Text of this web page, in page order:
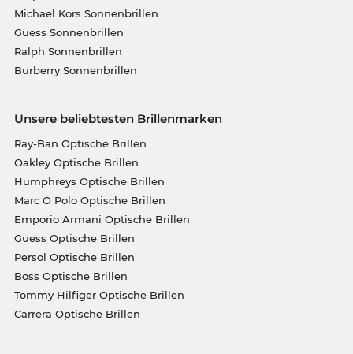
Michael Kors Sonnenbrillen
Guess Sonnenbrillen
Ralph Sonnenbrillen
Burberry Sonnenbrillen
Unsere beliebtesten Brillenmarken
Ray-Ban Optische Brillen
Oakley Optische Brillen
Humphreys Optische Brillen
Marc O Polo Optische Brillen
Emporio Armani Optische Brillen
Guess Optische Brillen
Persol Optische Brillen
Boss Optische Brillen
Tommy Hilfiger Optische Brillen
Carrera Optische Brillen